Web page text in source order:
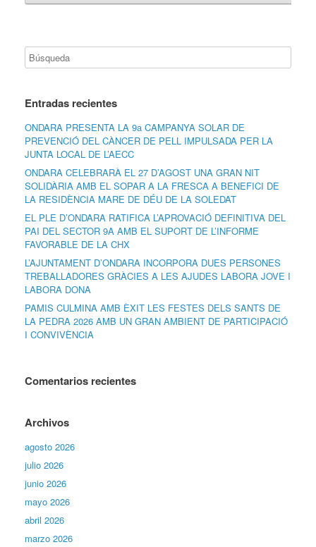
Entradas recientes
ONDARA PRESENTA LA 9a CAMPANYA SOLAR DE
PREVENCIÓ DEL CÀNCER DE PELL IMPULSADA PER LA
JUNTA LOCAL DE L’AECC
ONDARA CELEBRARÀ EL 27 D’AGOST UNA GRAN NIT
SOLIDÀRIA AMB EL SOPAR A LA FRESCA A BENEFICI DE
LA RESIDÈNCIA MARE DE DÉU DE LA SOLEDAT
EL PLE D’ONDARA RATIFICA L’APROVACIÓ DEFINITIVA DEL
PAI DEL SECTOR 9A AMB EL SUPORT DE L’INFORME
FAVORABLE DE LA CHX
L’AJUNTAMENT D’ONDARA INCORPORA DUES PERSONES
TREBALLADORES GRÀCIES A LES AJUDES LABORA JOVE I
LABORA DONA
PAMIS CULMINA AMB ÈXIT LES FESTES DELS SANTS DE
LA PEDRA 2026 AMB UN GRAN AMBIENT DE PARTICIPACIÓ
I CONVIVÈNCIA
Comentarios recientes
Archivos
agosto 2026
julio 2026
junio 2026
mayo 2026
abril 2026
marzo 2026